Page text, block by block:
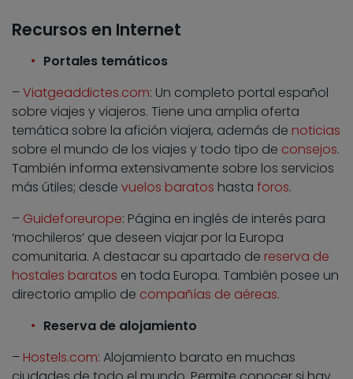
Recursos en Internet
Portales temáticos
–Viatgeaddictes.com: Un completo portal español
sobre viajes y viajeros. Tiene una amplia oferta
temática sobre la afición viajera, además de noticias
sobre el mundo de los viajes y todo tipo de consejos.
También informa extensivamente sobre los servicios
más útiles; desde vuelos baratos hasta foros.
– Guideforeurope: Página en inglés de interés para
‘mochileros’ que deseen viajar por la Europa
comunitaria. A destacar su apartado de reserva de
hostales baratos en toda Europa. También posee un
directorio amplio de compañías de aéreas.
Reserva de alojamiento
– Hostels.com: Alojamiento barato en muchas